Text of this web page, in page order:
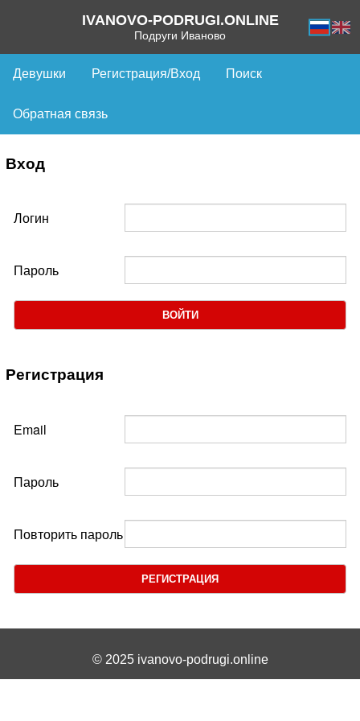
IVANOVO-PODRUGI.ONLINE
Подруги Иваново
Девушки Регистрация/Вход Поиск
Обратная связь
Вход
Логин
Пароль
ВОЙТИ
Регистрация
Email
Пароль
Повторить пароль
РЕГИСТРАЦИЯ
© 2025 ivanovo-podrugi.online